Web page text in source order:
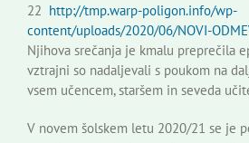
Založništvo
Koristne informacije
22 http://tmp.warp-poligon.info/wp-
content/uploads/2020/06/NOVI-
Njihova srečanja je kmalu preprečila
vztrajni so nadaljevali s poukom na
vsem učencem, staršem in seveda
V novem šolskem letu 2020/21 se je